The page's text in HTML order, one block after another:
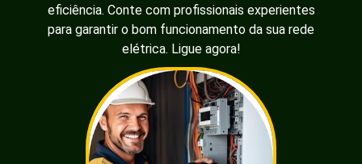
eficiência. Conte com profissionais experientes
para garantir o bom funcionamento da sua rede
elétrica. Ligue agora!